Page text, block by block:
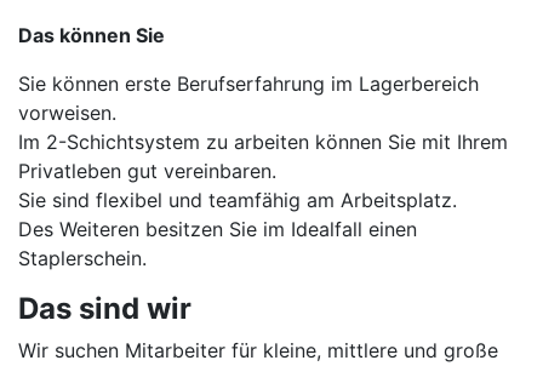
Das können Sie
Sie können erste Berufserfahrung im Lagerbereich
vorweisen.
Im 2-Schichtsystem zu arbeiten können Sie mit Ihrem
Privatleben gut vereinbaren.
Sie sind flexibel und teamfähig am Arbeitsplatz.
Des Weiteren besitzen Sie im Idealfall einen
Staplerschein.
Das sind wir
Wir suchen Mitarbeiter für kleine, mittlere und große